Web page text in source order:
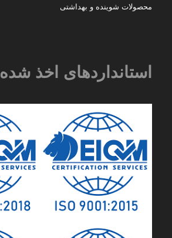
محصولات شوینده و بهداشتی
استانداردهای اخذ شده